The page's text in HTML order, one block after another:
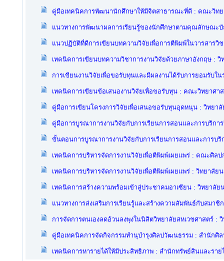
คู่มือเทคนิคการพัฒนานักศึกษาให้มีจิตสาธารณะที่ดี : คณะวิทย
แนวทางการพัฒนาผลการเรียนรู้ของนักศึกษาตามคุณลักษณะ
แนวปฏิบัติที่ดีการเขียนบทความวิจัยเพื่อการตีพิมพ์ในวารสาร
เทคนิคการเขียนบทความวิชาการงานวิจัยด้วยภาษาอังกฤษ :
การเขียนงานวิจัยเพื่อขอรับทุนและมีผลงานได้รับการยอมรับ
เทคนิคการเขียนข้อเสนองานวิจัยเพื่อขอรับทุน : คณะวิทยาศา
คู่มือการเขียนโครงการวิจัยเพื่อเสนอขอรับทุนอุดหนุน : วิทยา
คู่มือการบูรณาการงานวิจัยกับการเรียนการสอนและการบริก
ขั้นตอนการบูรณาการงานวิจัยกับการเรียนการสอนและการบ
เทคนิคการบริหารจัดการงานวิจัยเพื่อตีพิมพ์เผยแพร่ : คณะศิลป
เทคนิคการบริหารจัดการงานวิจัยเพื่อตีพิมพ์เผยแพร่ : วิทยาลัย
เทคนิคการสร้างความพร้อมเข้าสู่ประชาคมอาเซียน : วิทยาลัย
แนวทางการส่งเสริมการเรียนรู้และสร้างความสัมพันธ์กับสม
การจัดการตนเองลดอ้วนลงพุงในนิสิตวิทยาลัยสหเวชศาสตร์ :
คู่มือเทคนิคการจัดกิจกรรมทำนุบำรุงศิลปวัฒนธรรม : สำนักศิ
เทคนิคการหารายได้ให้มีประสิทธิภาพ : สำนักทรัพย์สินและราย